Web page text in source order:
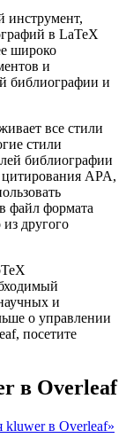
в LaTeX
широко
и
библиографии и
все стили
стили
библиографии
APA,
файл формата
другого
и
о управлении
посетите
в Overleaf
kluwer в Overleaf»